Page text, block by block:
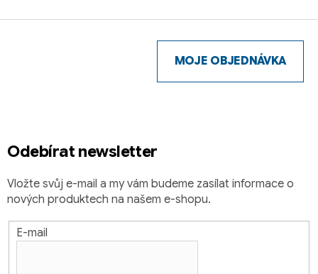
v
y
v
Odebírat newsletter
Vložte svůj e-mail a my vám budeme zasílat informace o
nových produktech na našem e-shopu.
E-mail
MOJE OBJEDNÁVKA